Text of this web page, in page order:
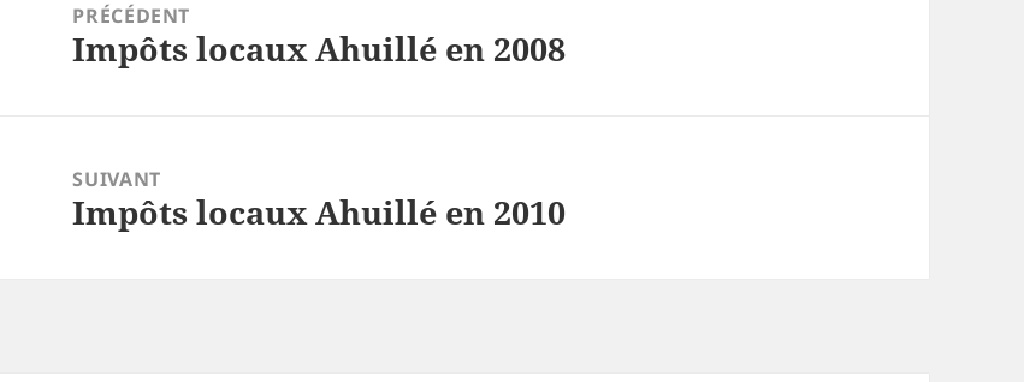
PRÉCÉDENT
Article
Impôts locaux Ahuillé en 2008
SUIVANT
Article
Impôts locaux Ahuillé en 2010